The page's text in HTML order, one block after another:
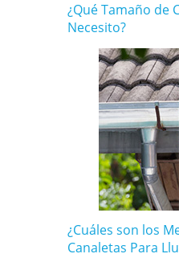
¿Qué Tamaño de
Necesito?
¿Cuáles son los
Canaletas Para